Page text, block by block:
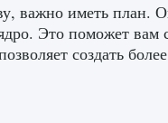
важно иметь план.
Это поможет
создать